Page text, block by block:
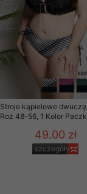
Stroje kąpielowe
Roz 48-56, 1 Kolor
49.00 zł
szczegóły